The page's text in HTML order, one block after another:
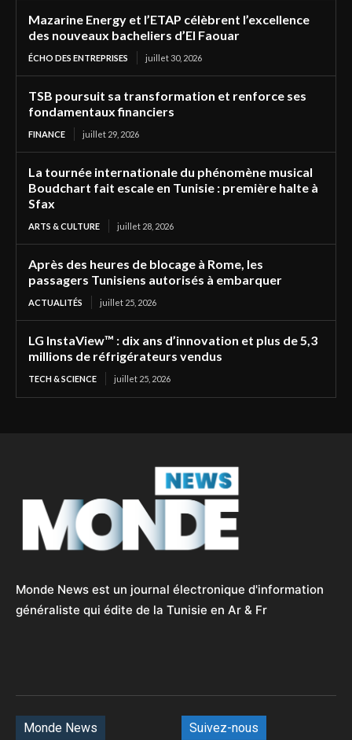
Mazarine Energy et l’ETAP célèbrent l’excellence
des nouveaux bacheliers d’El Faouar
ÉCHO DES ENTREPRISES juillet 30, 2026
TSB poursuit sa transformation et renforce ses
fondamentaux financiers
FINANCE juillet 29, 2026
La tournée internationale du phénomène musical
Boudchart fait escale en Tunisie : première halte à
Sfax
ARTS & CULTURE juillet 28, 2026
Après des heures de blocage à Rome, les
passagers Tunisiens autorisés à embarquer
ACTUALITÉS juillet 25, 2026
LG InstaView™ : dix ans d’innovation et plus de 5,3
millions de réfrigérateurs vendus
TECH & SCIENCE juillet 25, 2026
Monde News est un journal électronique d'information
généraliste qui édite de la Tunisie en Ar & Fr
Monde News Suivez-nous